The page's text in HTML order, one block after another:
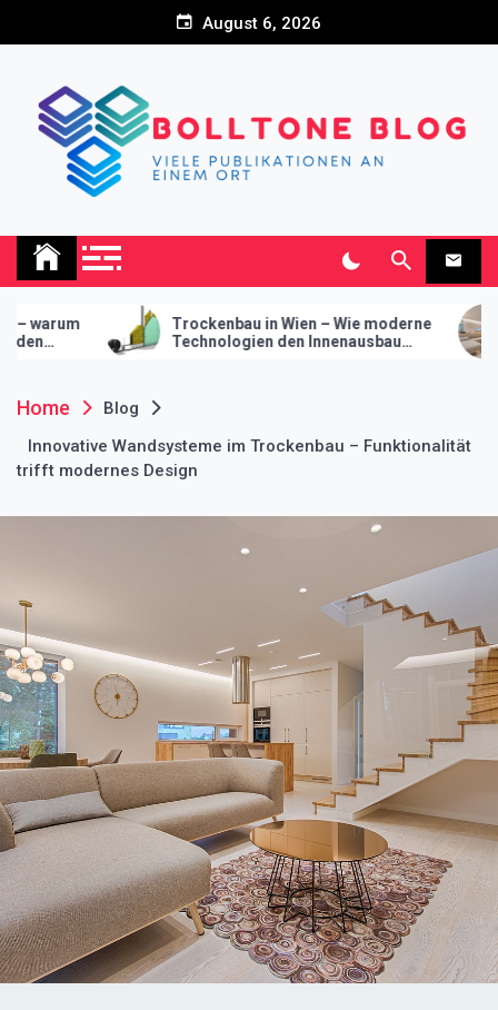
August 6, 2026
Bolltone Blog
in Wien – Wie moderne
den Innenausbau
Innovative
Trockenbau –
modernes Design
Home
Blog
Innovative Wandsysteme im Trockenbau – Funktionalität
trifft modernes Design